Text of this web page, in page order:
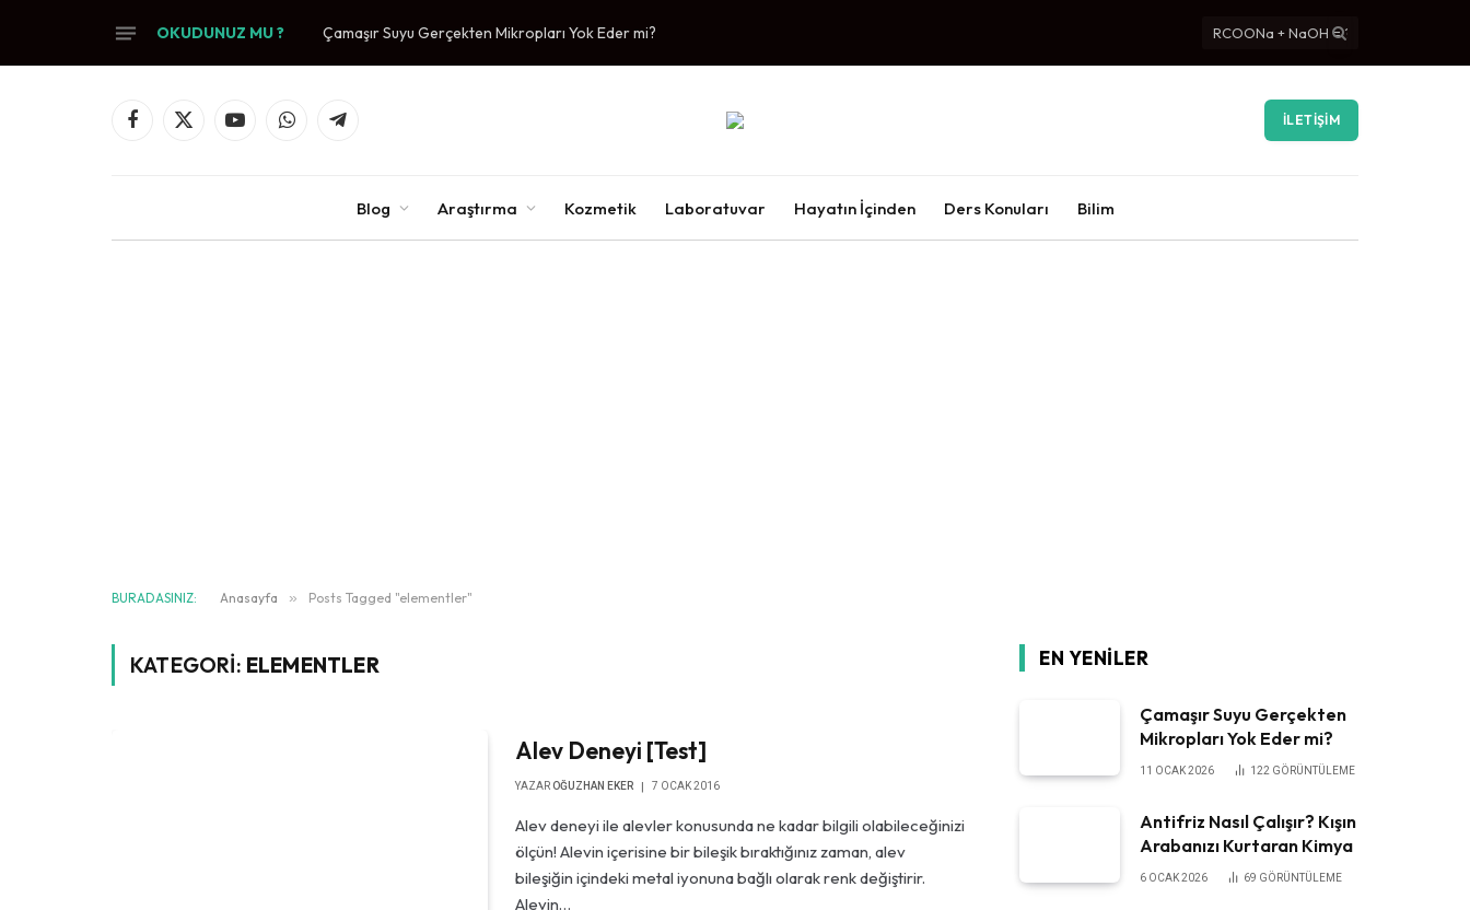
OKUDUNUZ MU ? Çamaşır Suyu Gerçekten Mikropları Yok Eder mi?
Facebook
X
YouTubeWhatsAppTelegram İLETIŞIM
Blog Araştırma Kozmetik Laboratuvar Hayatın İçinden Ders Konuları Bilim
BURADASINIZ: Anasayfa » Posts Tagged "elementler"
KATEGORI: ELEMENTLER
Alev Deneyi [Test]
YAZAR OĞUZHAN EKER 7 OCAK 2016
Alev deneyi ile alevler konusunda ne kadar bilgili olabileceğinizi
ölçün! Alevin içerisine bir bileşik bıraktığınız zaman, alev
bileşiğin içindeki metal iyonuna bağlı olarak renk değiştirir.
Alevin…
EN YENILER
Çamaşır Suyu Gerçekten
Mikropları Yok Eder mi?
11 OCAK 2026 122 GÖRÜNTÜLEME
Antifriz Nasıl Çalışır? Kışın
Arabanızı Kurtaran Kimya
6 OCAK 2026 69 GÖRÜNTÜLEME